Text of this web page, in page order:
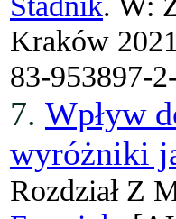
Kraków
83-953897-
7. Wpływ
wyróżniki
Rozdział Z